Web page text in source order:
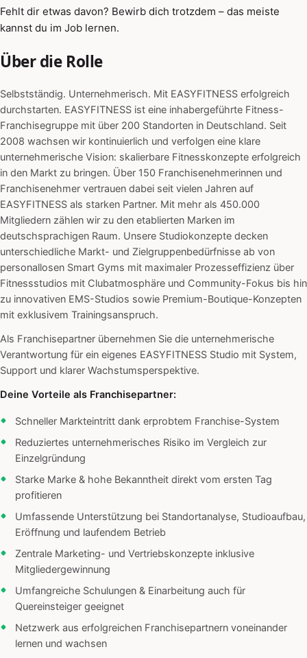
Fehlt dir etwas davon? Bewirb dich trotzdem – das meiste
kannst du im Job lernen.
Über die Rolle
Selbstständig. Unternehmerisch. Mit EASYFITNESS erfolgreich
durchstarten. EASYFITNESS ist eine inhabergeführte Fitness-
Franchisegruppe mit über 200 Standorten in Deutschland. Seit
2008 wachsen wir kontinuierlich und verfolgen eine klare
unternehmerische Vision: skalierbare Fitnesskonzepte erfolgreich
in den Markt zu bringen. Über 150 Franchisenehmerinnen und
Franchisenehmer vertrauen dabei seit vielen Jahren auf
EASYFITNESS als starken Partner. Mit mehr als 450.000
Mitgliedern zählen wir zu den etablierten Marken im
deutschsprachigen Raum. Unsere Studiokonzepte decken
unterschiedliche Markt- und Zielgruppenbedürfnisse ab von
personallosen Smart Gyms mit maximaler Prozesseffizienz über
Fitnessstudios mit Clubatmosphäre und Community-Fokus bis hin
zu innovativen EMS-Studios sowie Premium-Boutique-Konzepten
mit exklusivem Trainingsanspruch.
Als Franchisepartner übernehmen Sie die unternehmerische
Verantwortung für ein eigenes EASYFITNESS Studio mit System,
Support und klarer Wachstumsperspektive.
Deine Vorteile als Franchisepartner:
Schneller Markteintritt dank erprobtem Franchise-System
Reduziertes unternehmerisches Risiko im Vergleich zur
Einzelgründung
Starke Marke & hohe Bekanntheit direkt vom ersten Tag
profitieren
Umfassende Unterstützung bei Standortanalyse, Studioaufbau,
Eröffnung und laufendem Betrieb
Zentrale Marketing- und Vertriebskonzepte inklusive
Mitgliedergewinnung
Umfangreiche Schulungen & Einarbeitung auch für
Quereinsteiger geeignet
Netzwerk aus erfolgreichen Franchisepartnern voneinander
lernen und wachsen